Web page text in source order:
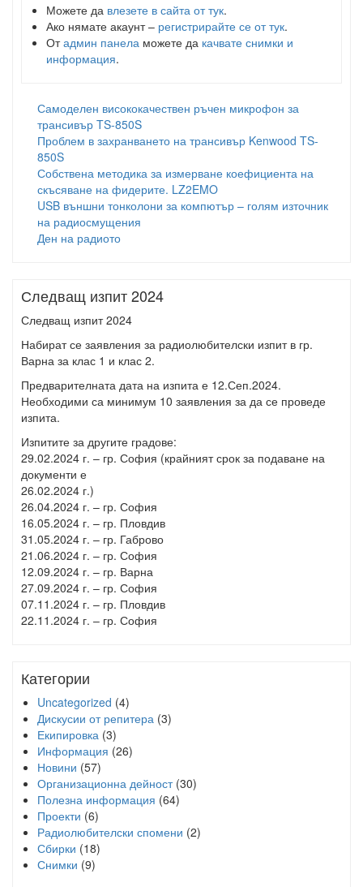
Можете да влезете в сайта от тук.
Ако нямате акаунт – регистрирайте се от тук.
Отадмин панела можете да качвате снимки и
информация.
Самоделен висококачествен ръчен микрофон за
трансивър TS-850S
Проблем в захранването на трансивър Kenwood TS-
850S
Собствена методика за измерване коефициента на
скъсяване на фидерите. LZ2EMO
USB външни тонколони за компютър – голям източник
на радиосмущения
Ден на радиото
Следващ изпит 2024
Следващ изпит 2024
Набират се заявления за радиолюбителски изпит в гр.
Варна за клас 1 и клас 2.
Предварителната дата на изпита е 12.Сеп.2024.
Необходими са минимум 10 заявления за да се проведе
изпита.
Изпитите за другите градове:
29.02.2024 г. – гр. София (крайният срок за подаване на
документи е
26.02.2024 г.)
26.04.2024 г. – гр. София
16.05.2024 г. – гр. Пловдив
31.05.2024 г. – гр. Габрово
21.06.2024 г. – гр. София
12.09.2024 г. – гр. Варна
27.09.2024 г. – гр. София
07.11.2024 г. – гр. Пловдив
22.11.2024 г. – гр. София
Категории
Uncategorized (4)
Дискусии от репитера (3)
Екипировка (3)
Информация (26)
Новини (57)
Организационна дейност(30)
Полезна информация (64)
Проекти (6)
Радиолюбителски спомени (2)
Сбирки (18)
Снимки (9)